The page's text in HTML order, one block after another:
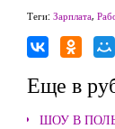
Теги: Зарплата,
Еще в
ШОУ В